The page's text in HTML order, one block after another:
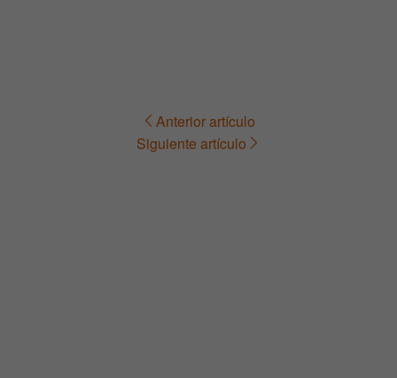
Navegación Anterior artículo
Siguiente artículo